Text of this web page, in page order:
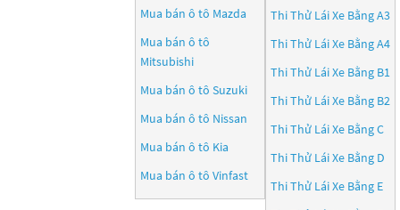
Mua bán ô tô Mazda
Mua bán ô tô
Mitsubishi
Mua bán ô tô Suzuki
Mua bán ô tô Nissan
Mua bán ô tô Kia
Mua bán ô tô Vinfast
Thi Thử Lái Xe Bằng A3
Thi Thử Lái Xe Bằng A4
Thi Thử Lái Xe Bằng B1
Thi Thử Lái Xe Bằng B2
Thi Thử Lái Xe Bằng C
Thi Thử Lái Xe Bằng D
Thi Thử Lái Xe Bằng E